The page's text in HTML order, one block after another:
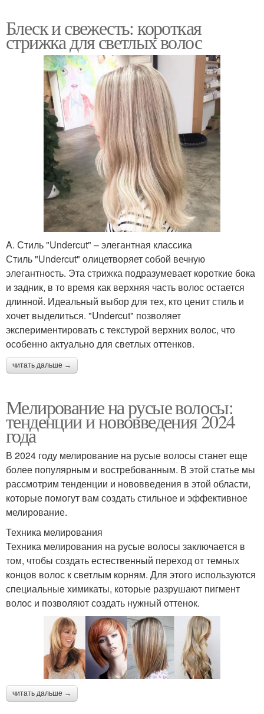
Блеск и свежесть: короткая
стрижка для светлых волос
A. Стиль "Undercut" – элегантная классика
Стиль "Undercut" олицетворяет собой вечную
элегантность. Эта стрижка подразумевает короткие бока
и задник, в то время как верхняя часть волос остается
длинной. Идеальный выбор для тех, кто ценит стиль и
хочет выделиться. "Undercut" позволяет
экспериментировать с текстурой верхних волос, что
особенно актуально для светлых оттенков.
читать дальше →
Мелирование на русые волосы:
тенденции и нововведения 2024
года
В 2024 году мелирование на русые волосы станет еще
более популярным и востребованным. В этой статье мы
рассмотрим тенденции и нововведения в этой области,
которые помогут вам создать стильное и эффективное
мелирование.
Техника мелирования
Техника мелирования на русые волосы заключается в
том, чтобы создать естественный переход от темных
концов волос к светлым корням. Для этого используются
специальные химикаты, которые разрушают пигмент
волос и позволяют создать нужный оттенок.
читать дальше →